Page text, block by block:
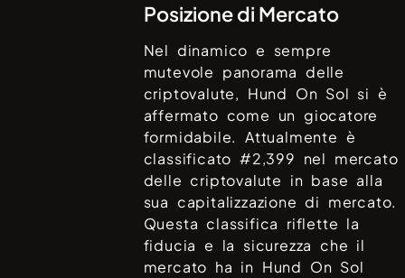
Posizione di Mercato
Nel dinamico e sempre
mutevole panorama delle
criptovalute, Hund On Sol si è
affermato come un giocatore
formidabile. Attualmente è
classificato #2,399 nel mercato
delle criptovalute in base alla
sua capitalizzazione di mercato.
Questa classifica riflette la
fiducia e la sicurezza che il
mercato ha in Hund On Sol